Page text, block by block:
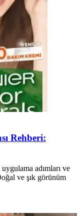
Rehberi:
adımları ve
ve şık görünüm